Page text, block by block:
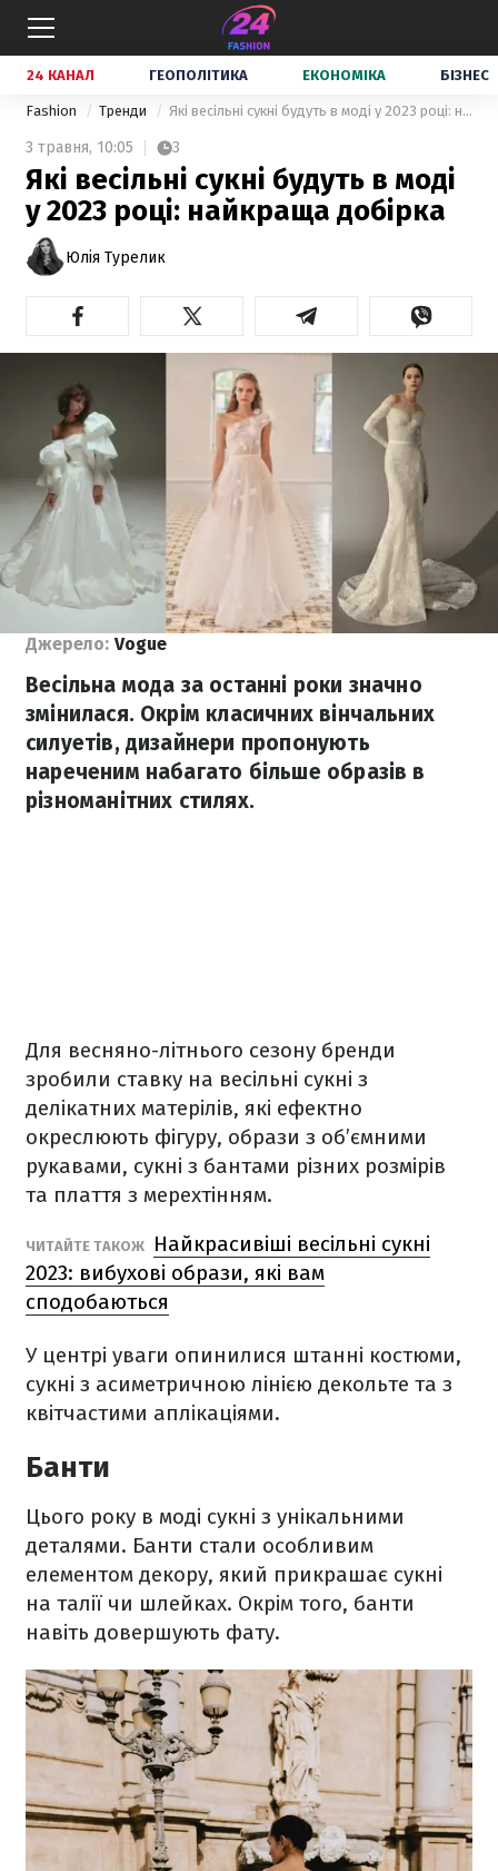
24 КАНАЛ ГЕОПОЛІТИКА ЕКОНОМІКА БІЗНЕС
Fashion Тренди Які весільні сукні будуть в моді у 2023 році: найкраща добірка
3 травня, 10:05 3
Які весільні сукні будуть в моді
у 2023 році: найкраща добірка
Юлія Турелик
Джерело: Vogue
Весільна мода за останні роки значно
змінилася. Окрім класичних вінчальних
силуетів, дизайнери пропонують
нареченим набагато більше образів в
різноманітних стилях.
Для весняно-літнього сезону бренди
зробили ставку на весільні сукні з
делікатних матерілів, які ефектно
окреслюють фігуру, образи з об’ємними
рукавами, сукні з бантами різних розмірів
та плаття з мерехтінням.
ЧИТАЙТЕ ТАКОЖ
Найкрасивіші весільні сукні
2023: вибухові образи, які вам
сподобаються
У центрі уваги опинилися штанні костюми,
сукні з асиметричною лінією декольте та з
квітчастими аплікаціями.
Банти
Цього року в моді сукні з унікальними
деталями. Банти стали особливим
елементом декору, який прикрашає сукні
на талії чи шлейках. Окрім того, банти
навіть довершують фату.